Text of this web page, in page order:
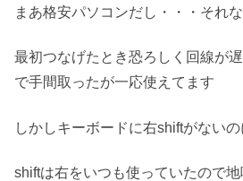
まあ格安パソコンだし・・・それ
最初つなげたとき恐ろしく回線が
で手間取ったが一応使えてます
しかしキーボードに右shiftがないの
shiftは右をいつも使っていたので